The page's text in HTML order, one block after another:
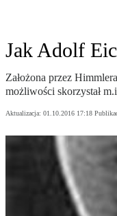
Jak Adolf
Założona przez
możliwości skorzystał
Aktualizacja: 01.10.2016 17:18